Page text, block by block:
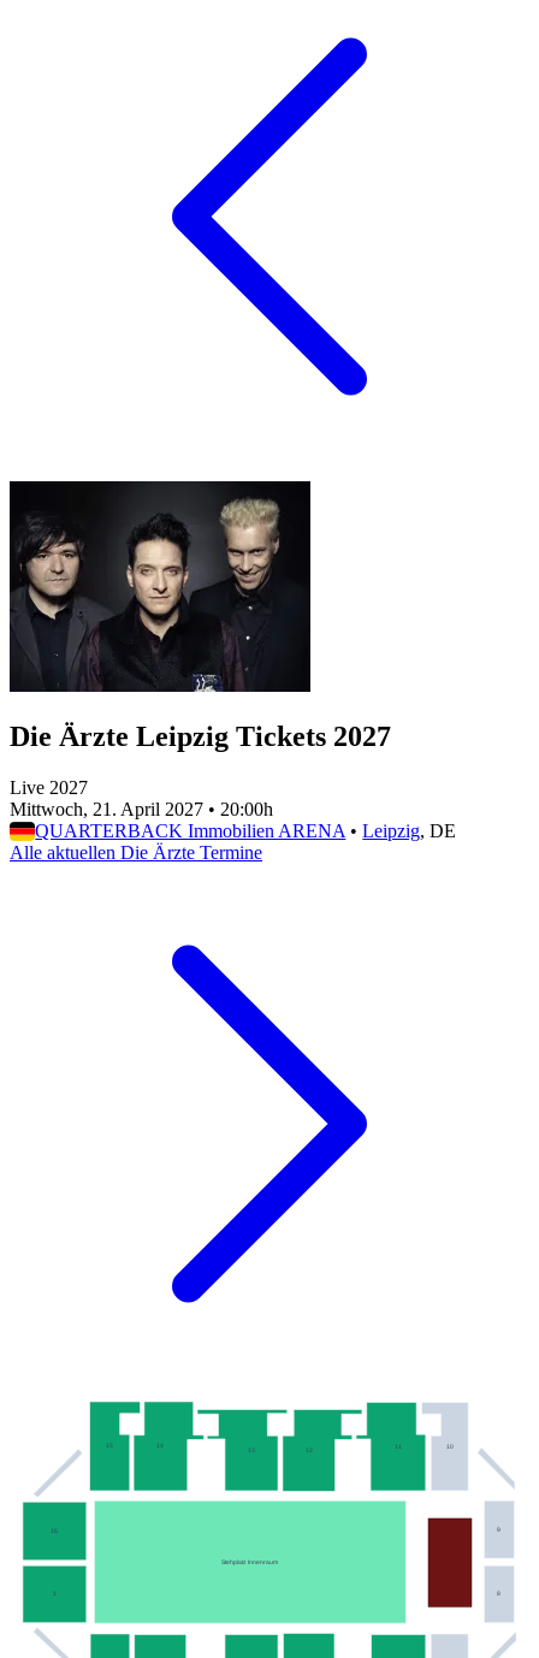
Die Ärzte Leipzig Tickets 2027
Live 2027
Mittwoch, 21. April 2027 • 20:00h
QUARTERBACK Immobilien ARENA • Leipzig, DE
Alle aktuellen Die Ärzte Termine
14
13 12
10
15
1
16 9
8
Stehplatz Innenraum